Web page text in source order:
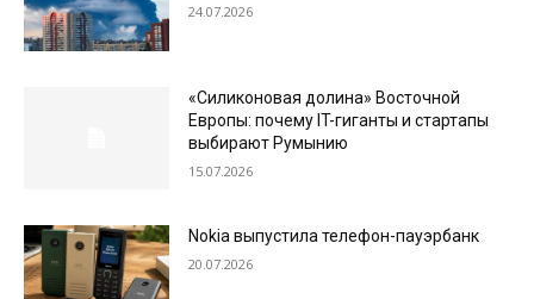
24.07.2026
«Силиконовая долина» Восточной
Европы: почему IT-гиганты и стартапы
выбирают Румынию
15.07.2026
Nokia выпустила телефон-пауэрбанк
20.07.2026